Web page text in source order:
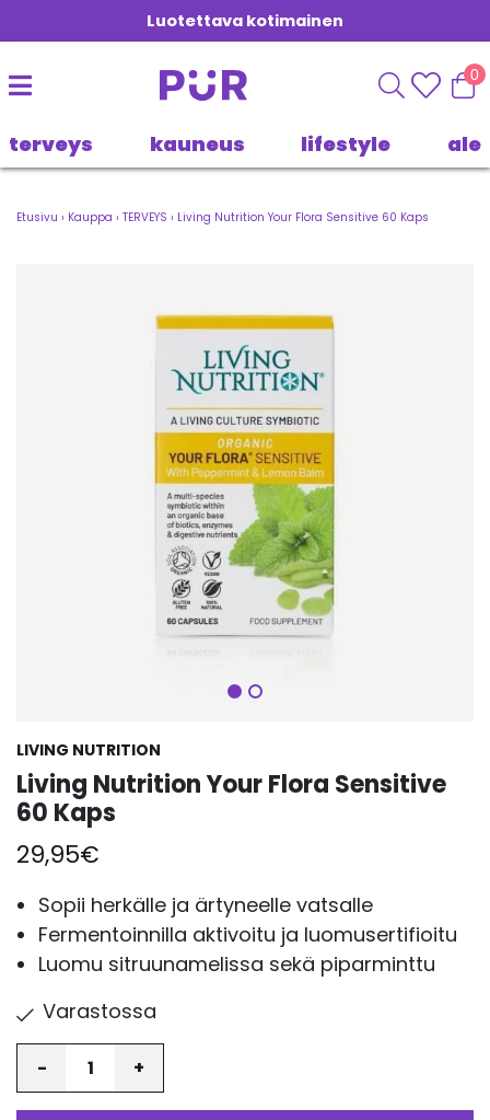
Luotettava kotimainen
0
terveys kauneus lifestyle ale
Etusivu › Kauppa › TERVEYS › Living Nutrition Your Flora Sensitive 60 Kaps
Seuraava
LIVING NUTRITION
Living Nutrition Your Flora Sensitive
60 Kaps
29,95€
Sopii herkälle ja ärtyneelle vatsalle
Fermentoinnilla aktivoitu ja luomusertifioitu
Luomu sitruunamelissa sekä piparminttu
Varastossa